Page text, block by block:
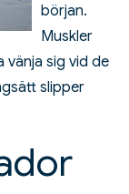
början.
Muskler
vänja sig vid de
slipper